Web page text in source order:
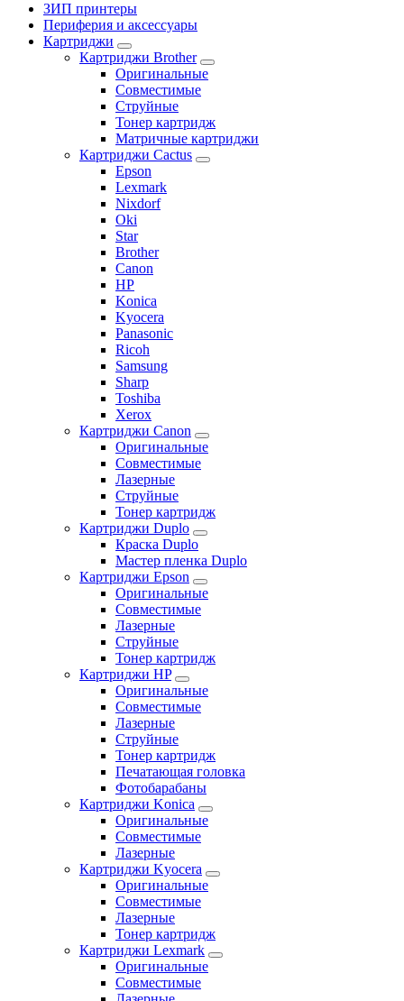
ЗИП принтеры
Периферия и аксессуары
Картриджи
Картриджи Brother
Оригинальные
Совместимые
Струйные
Тонер картридж
Матричные картриджи
Картриджи Cactus
Epson
Lexmark
Nixdorf
Oki
Star
Brother
Canon
HP
Konica
Kyocera
Panasonic
Ricoh
Samsung
Sharp
Toshiba
Xerox
Картриджи Canon
Оригинальные
Совместимые
Лазерные
Струйные
Тонер картридж
Картриджи Duplo
Краска Duplo
Мастер пленка Duplo
Картриджи Epson
Оригинальные
Совместимые
Лазерные
Струйные
Тонер картридж
Картриджи HP
Оригинальные
Совместимые
Лазерные
Струйные
Тонер картридж
Печатающая головка
Фотобарабаны
Картриджи Konica
Оригинальные
Совместимые
Лазерные
Картриджи Kyocera
Оригинальные
Совместимые
Лазерные
Тонер картридж
Картриджи Lexmark
Оригинальные
Совместимые